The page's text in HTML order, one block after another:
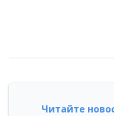
Читайте